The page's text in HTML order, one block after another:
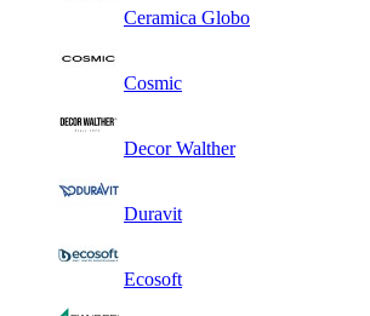
Ceramica Globo
Cosmic
Decor Walther
Duravit
Ecosoft